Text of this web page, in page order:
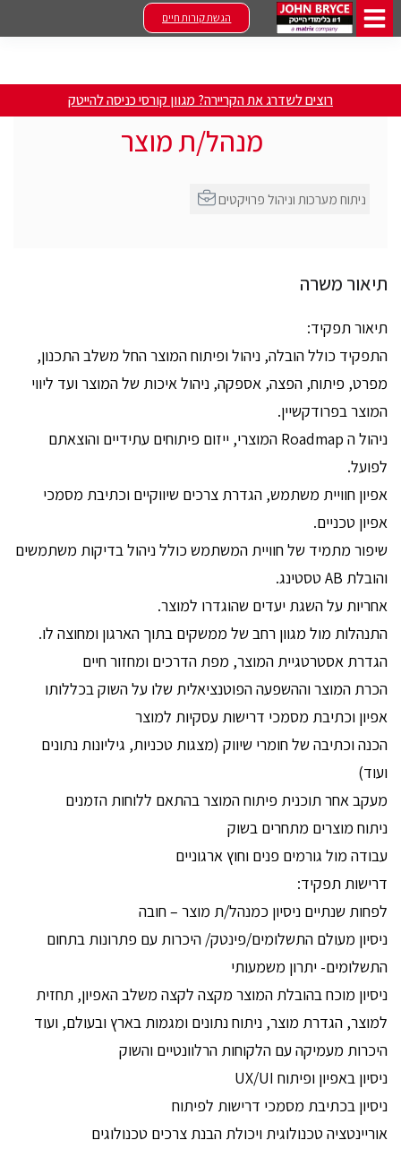
הגשת קורות חיים
רוצים לשדרג את הקריירה? מגוון קורסי כניסה להייטק
מנהל/ת מוצר
תיאור משרה
תיאור תפקיד:
התפקיד כולל הובלה, ניהול ופיתוח המוצר החל משלב התכנון,
מפרט, פיתוח, הפצה, אספקה, ניהול איכות של המוצר ועד ליווי
המוצר בפרודקשיין.
ניהול ה Roadmap המוצרי, ייזום פיתוחים עתידיים והוצאתם
לפועל.
אפיון חוויית משתמש, הגדרת צרכים שיווקיים וכתיבת מסמכי
אפיון טכניים.
שיפור מתמיד של חוויית המשתמש כולל ניהול בדיקות משתמשים
והובלת AB טסטינג.
אחריות על השגת יעדים שהוגדרו למוצר.
התנהלות מול מגוון רחב של ממשקים בתוך הארגון ומחוצה לו.
הגדרת אסטרטגיית המוצר, מפת הדרכים ומחזור חיים
הכרת המוצר וההשפעה הפוטנציאלית שלו על השוק בכללותו
אפיון וכתיבת מסמכי דרישות עסקיות למוצר
הכנה וכתיבה של חומרי שיווק (מצגות טכניות, גיליונות נתונים
ועוד)
מעקב אחר תוכנית פיתוח המוצר בהתאם ללוחות הזמנים
ניתוח מוצרים מתחרים בשוק
עבודה מול גורמים פנים וחוץ ארגוניים
דרישות תפקיד:
לפחות שנתיים ניסיון כמנהל/ת מוצר – חובה
ניסיון מעולם התשלומים/פינטק/ היכרות עם פתרונות בתחום
התשלומים- יתרון משמעותי
ניסיון מוכח בהובלת המוצר מקצה לקצה משלב האפיון, תחזית
למוצר, הגדרת מוצר, ניתוח נתונים ומגמות בארץ ובעולם, ועוד
היכרות מעמיקה עם הלקוחות הרלוונטיים והשוק
ניסיון באפיון ופיתוח UX/UI
ניסיון בכתיבת מסמכי דרישות לפיתוח
אוריינטציה טכנולוגית ויכולת הבנת צרכים טכנולוגים